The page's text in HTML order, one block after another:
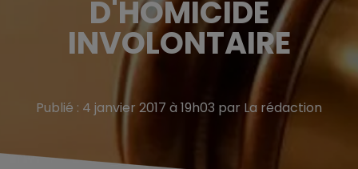
D'HOMICIDE
INVOLONTAIRE
Publié : 4 janvier 2017 à 19h03 par La rédaction